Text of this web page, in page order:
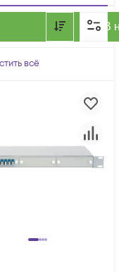
В
всё